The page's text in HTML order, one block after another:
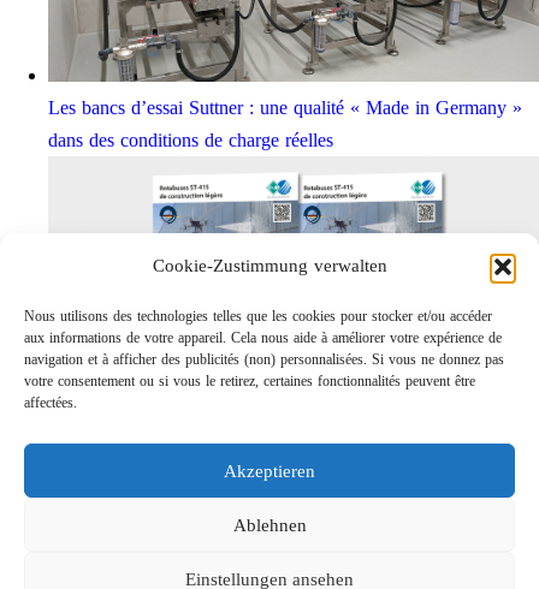
Cookie-Zustimmung verwalten
Nous utilisons des technologies telles que les cookies pour stocker et/ou accéder
aux informations de votre appareil. Cela nous aide à améliorer votre expérience de
navigation et à afficher des publicités (non) personnalisées. Si vous ne donnez pas
votre consentement ou si vous le retirez, certaines fonctionnalités peuvent être
affectées.
Akzeptieren
Ablehnen
Einstellungen ansehen
Les bancs d’essai Suttner : une qualité « Made in Germany »
dans des conditions de charge réelles